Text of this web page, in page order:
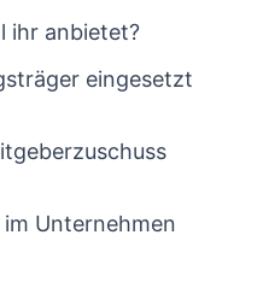
ihr anbietet?
eingesetzt
Unternehmen